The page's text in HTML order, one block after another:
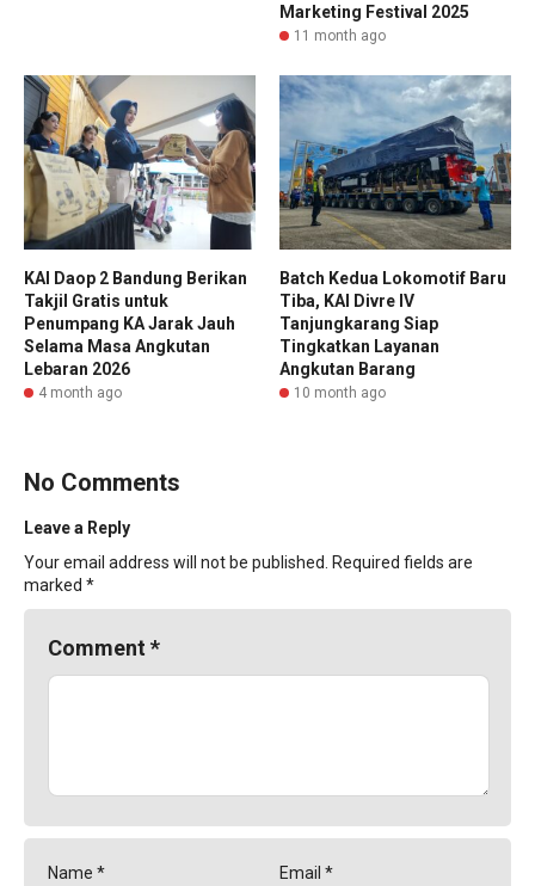
Marketing Festival 2025
11 month ago
KAI Daop 2 Bandung Berikan
Takjil Gratis untuk
Penumpang KA Jarak Jauh
Selama Masa Angkutan
Lebaran 2026
4 month ago
Batch Kedua Lokomotif Baru
Tiba, KAI Divre IV
Tanjungkarang Siap
Tingkatkan Layanan
Angkutan Barang
10 month ago
No Comments
Leave a Reply
Your email address will not be published. Required fields are
marked *
Comment *
Name * Email *